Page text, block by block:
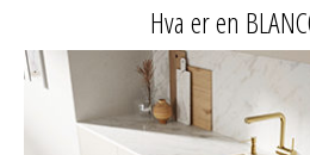
Hva er en